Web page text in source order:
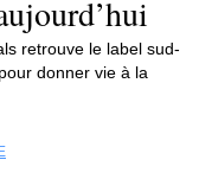
retrouve le label sud-
donner vie à la